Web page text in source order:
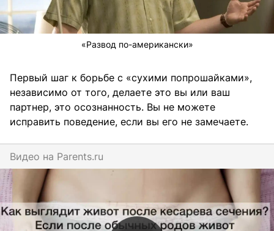
«Развод по-американски»
Первый шаг к борьбе с «сухими попрошайками»,
независимо от того, делаете это вы или ваш
партнер, это осознанность. Вы не можете
исправить поведение, если вы его не замечаете.
Видео на parents.ru